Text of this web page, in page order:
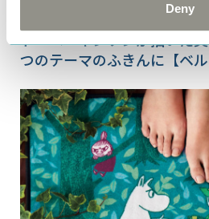
Deny
トーベ・ヤンソンが描いた
つのテーマのふきんに【ベル